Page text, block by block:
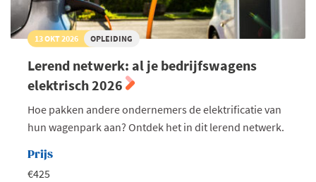
13 OKT 2026 OPLEIDING
Lerend netwerk: al je bedrijfswagens
elektrisch 2026
Hoe pakken andere ondernemers de elektrificatie van
hun wagenpark aan? Ontdek het in dit lerend netwerk.
Prijs
€425